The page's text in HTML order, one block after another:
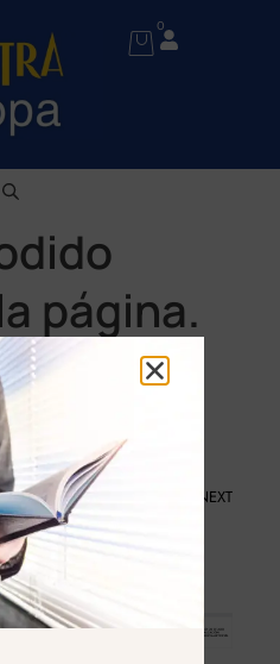
0
página.
en esta ubicación.
POR LOS FONDOS NEXT
DE RECUPERACIÓN Y